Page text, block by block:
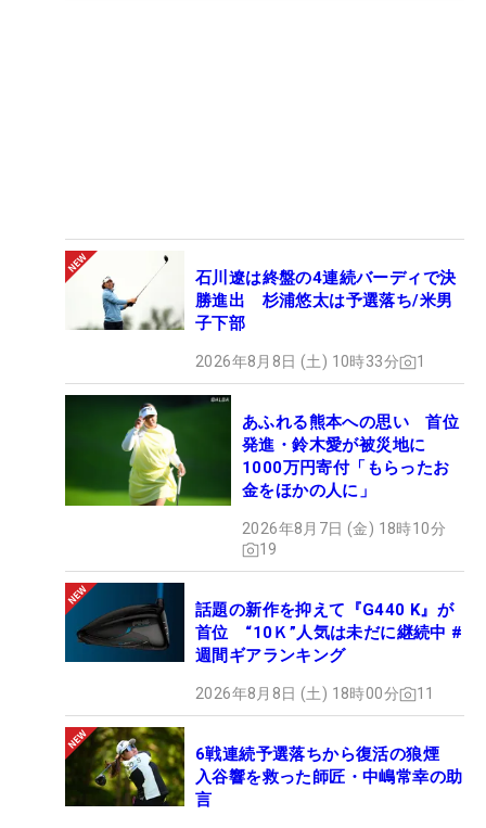
石川遼は終盤の4連続バーディで決
勝進出 杉浦悠太は予選落ち/米男
子下部
2026年8月8日 (土) 10時33分 1
あふれる熊本への思い 首位
発進・鈴木愛が被災地に
1000万円寄付「もらったお
金をほかの人に」
2026年8月7日 (金) 18時10分
19
話題の新作を抑えて『G440 K』が
首位 “10Ｋ”人気は未だに継続中 #
週間ギアランキング
2026年8月8日 (土) 18時00分 11
6戦連続予選落ちから復活の狼煙
入谷響を救った師匠・中嶋常幸の助
言